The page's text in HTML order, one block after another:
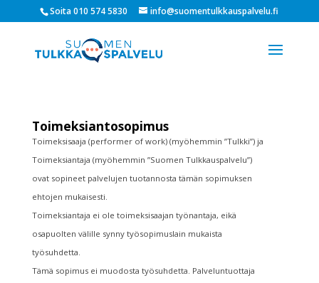
Soita 010 574 5830 info@suomentulkkauspalvelu.fi
Toimeksiantosopimus
Toimeksisaaja (performer of work) (myöhemmin ”Tulkki”) ja
Toimeksiantaja (myöhemmin ”Suomen Tulkkauspalvelu”)
ovat sopineet palvelujen tuotannosta tämän sopimuksen
ehtojen mukaisesti.
Toimeksiantaja ei ole toimeksisaajan työnantaja, eikä
osapuolten välille synny työsopimuslain mukaista
työsuhdetta.
Tämä sopimus ei muodosta työsuhdetta. Palveluntuottaja